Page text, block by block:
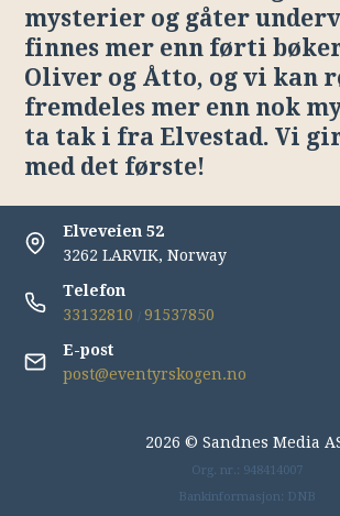
mysterier og gåter
finnes mer enn førti
Oliver og Åtto, og vi kan
fremdeles mer enn nok
ta tak i fra Elvestad. Vi
med det første!
Elveveien 52
3262 LARVIK, Norway
Telefon
33132810
/91537850
E-post
post@eventyrskogen.no
2026 © Sandnes Media
Org. nr.: 948414007
Bankinformasjon: DNB